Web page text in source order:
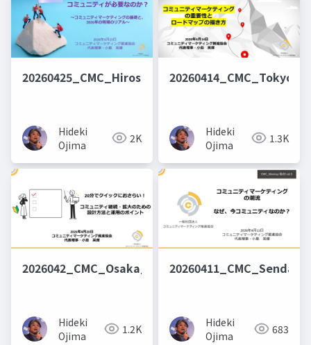
Hideki
Ojima
2K
Hideki
Ojima
1.3K
2026042_CMC_Osaka_Osarai
Hideki
Ojima
1.2K
Hideki
Ojima
683